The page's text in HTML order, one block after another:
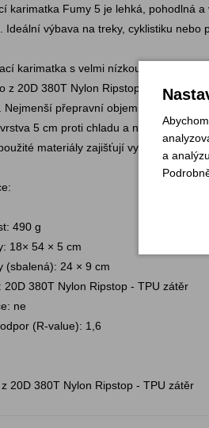
karimatka Fumy 5 je lehká, pohodlná
Ideální výbava na treky, cyklistiku nebo
karimatka s velmi nízkou hmotností.
z 20D 380T Nylon Ripstop - TPU zátěr.
Nejmenší přepravní objem z našich
5 cm proti chladu a nerovnostem
materiály zajišťují vysokou
490 g
18× 54 × 5 cm
(sbalená): 24 × 9 cm
20D 380T Nylon Ripstop - TPU zátěr
ne
(R-value): 1,6
20D 380T Nylon Ripstop - TPU zátěr
a